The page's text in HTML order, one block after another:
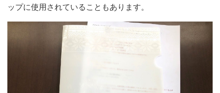
ップに使用されていることもあります。